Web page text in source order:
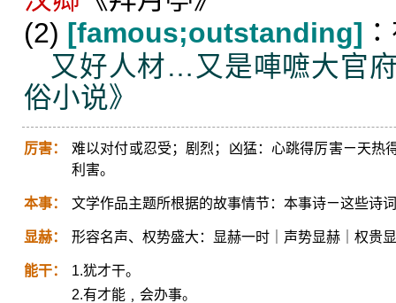
(2) [famous;outstanding]
又好人材…又是唓嗻大官
俗小说》
厉害：
难以对付或忍受；剧烈；凶猛：心跳得厉害ㄧ天热
利害。
本事： 文学作品主题所根据的故事情节：本事诗ㄧ这些诗
显赫： 形容名声、权势盛大：显赫一时｜声势显赫｜权贵
能干：
1.犹才干。
2.有才能﹐会办事。